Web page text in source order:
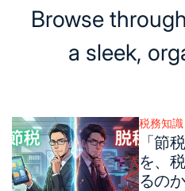
Browse
a sleek,
Posted
in
税務知
「節
を、
るのか